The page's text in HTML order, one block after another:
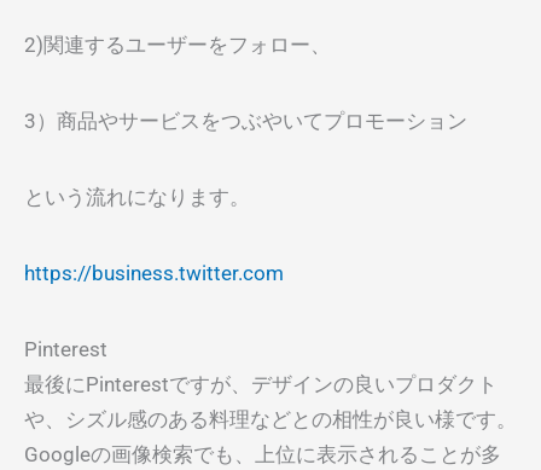
2)関連するユーザーをフォロー、
3）商品やサービスをつぶやいてプロモーション
という流れになります。
https://business.twitter.com
Pinterest
最後にPinterestですが、デザインの良いプロダクト
や、シズル感のある料理などとの相性が良い様です。
Googleの画像検索でも、上位に表示されることが多